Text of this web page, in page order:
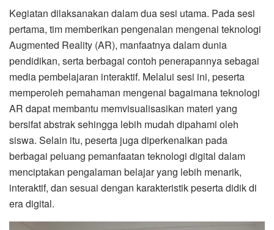
Kegiatan dilaksanakan dalam dua sesi utama. Pada sesi
pertama, tim memberikan pengenalan mengenai teknologi
Augmented Reality (AR), manfaatnya dalam dunia
pendidikan, serta berbagai contoh penerapannya sebagai
media pembelajaran interaktif. Melalui sesi ini, peserta
memperoleh pemahaman mengenai bagaimana teknologi
AR dapat membantu memvisualisasikan materi yang
bersifat abstrak sehingga lebih mudah dipahami oleh
siswa. Selain itu, peserta juga diperkenalkan pada
berbagai peluang pemanfaatan teknologi digital dalam
menciptakan pengalaman belajar yang lebih menarik,
interaktif, dan sesuai dengan karakteristik peserta didik di
era digital.